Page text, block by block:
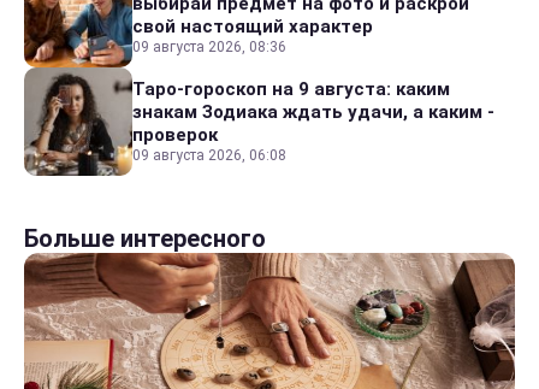
свой настоящий характер
09 августа 2026, 08:36
Таро-гороскоп на 9 августа: каким
знакам Зодиака ждать удачи, а каким -
проверок
09 августа 2026, 06:08
Больше интересного